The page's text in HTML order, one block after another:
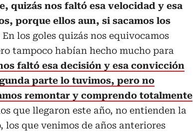
quizás nos faltó esa velocidad y esa
porque ellos aun, si sacamos los
En los goles quizás nos equivocamos
tampoco habían hecho mucho para
faltó esa decisión y esa convicción
parte lo tuvimos, pero no
remontar y comprendo totalmente
que llegaron este año, no entienden la
los que venimos de años anteriores